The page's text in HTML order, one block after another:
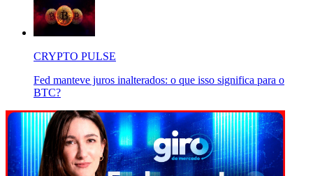
CRYPTO PULSE
Fed manteve juros inalterados: o que isso significa para o
BTC?